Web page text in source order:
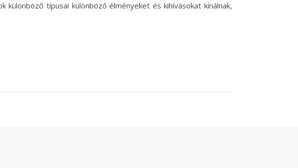
típusai különböző élményeket és kihívásokat kínálnak,